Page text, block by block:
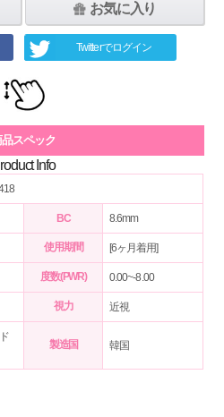
お気に入り
Twitterでログイン
スペック
Info
BC 8.6mm
使用期間 [6ヶ月着用]
度数(PWR) 0.00~-8.00
視力 近視
製造国 韓国